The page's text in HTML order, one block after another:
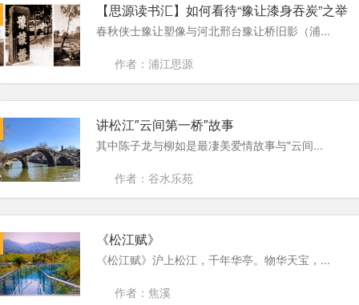
【思源读书汇】如何看待“豫让漆身吞炭”之举
春秋侠士豫让塑像与河北邢台豫让桥旧影（浦...
作者：浦江思源
讲松江″云间第一桥″故事
其中陈子龙与柳如是最凄美爱情故事与"云间...
作者：谷水乐苑
《松江赋》
《松江赋》沪上松江，千年华亭。物华天宝，...
作者：焦溪